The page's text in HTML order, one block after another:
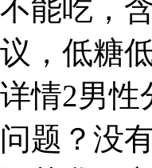
不能吃，
议，低糖
详情2男性
问题？没